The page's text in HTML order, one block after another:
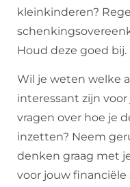
kleinkinderen?
Houd deze goed bij.
Wil je weten welke
interessant zijn
vragen over hoe je
inzetten? Neem
denken graag met
voor jouw financiële